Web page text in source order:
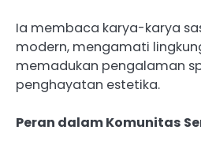
‎Ia membaca karya-karya
modern, mengamati
memadukan pengalaman
penghayatan estetika.
‎Peran dalam Komunitas